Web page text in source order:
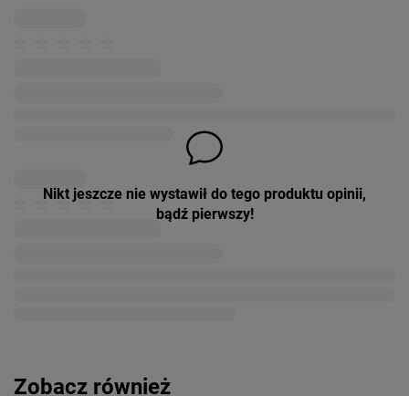
Nikt jeszcze nie wystawił do tego produktu opinii,
bądź pierwszy!
Zobacz również